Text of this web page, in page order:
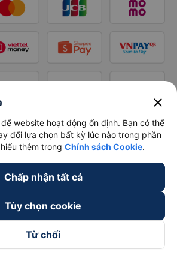
close
website hoạt động ổn định. Bạn có thể
đổi lựa chọn bất kỳ lúc nào trong phần
thêm trong Chính sách Cookie.
Chấp nhận tất cả
Tùy chọn cookie
Từ chối